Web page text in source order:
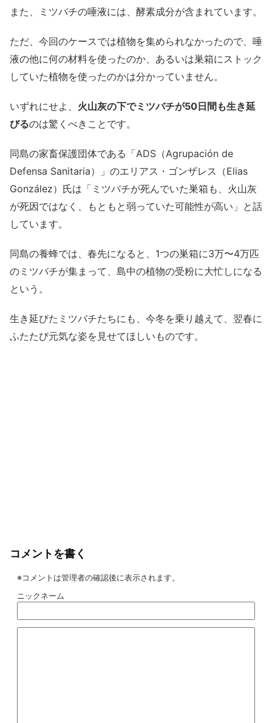
また、ミツバチの唾液には、酵素成分が含まれています。
ただ、今回のケースでは植物を集められなかったので、唾
液の他に何の材料を使ったのか、あるいは巣箱にストック
していた植物を使ったのかは分かっていません。
いずれにせよ、 火山灰の下でミツバチが50日間も生き延
びるのは驚くべきことです。
同島の家畜保護団体である「ADS（Agrupación de
Defensa Sanitaria）」のエリアス・ゴンザレス（Elias
González）氏は「ミツバチが死んでいた巣箱も、火山灰
が死因ではなく、もともと弱っていた可能性が高い」と話
しています。
同島の養蜂では、春先になると、1つの巣箱に3万〜4万匹
のミツバチが集まって、島中の植物の受粉に大忙しになる
という。
生き延びたミツバチたちにも、今冬を乗り越えて、翌春に
ふたたび元気な姿を見せてほしいものです。
コメントを書く
※コメントは管理者の確認後に表示されます。
ニックネーム